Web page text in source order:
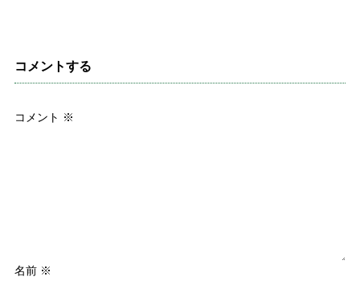
コメントする
コメント ※
名前 ※